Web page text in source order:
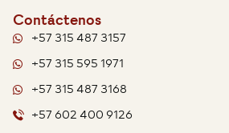
Contáctenos
+57 315 487 3157
+57 315 595 1971
+57 315 487 3168
+57 602 400 9126